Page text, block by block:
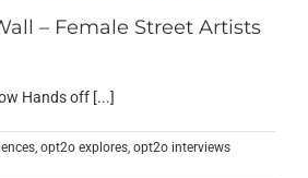
– Female Street Artists
Hands off [...]
opt2o explores opt2o interviews